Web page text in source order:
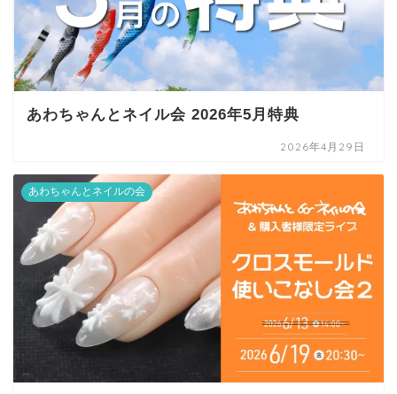
あわちゃんとネイル会 2026年5月特典
2026年4月29日
あわちゃんとネイルの会